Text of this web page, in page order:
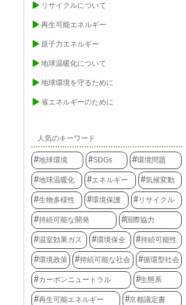
リサイクルについて
再生可能エネルギー
原子力エネルギー
地球温暖化について
地球環境を守るために
省エネルギーのために
人気のキーワード
地球環境 SDGs 環境問題
地球温暖化 エネルギー 気候変動
生物多様性 環境保護 リサイクル
持続可能な開発 国際協力
温室効果ガス 環境保全 持続可能性
環境政策 持続可能な社会 循環型社会
カーボンニュートラル 生態系
再生可能エネルギー 京都議定書